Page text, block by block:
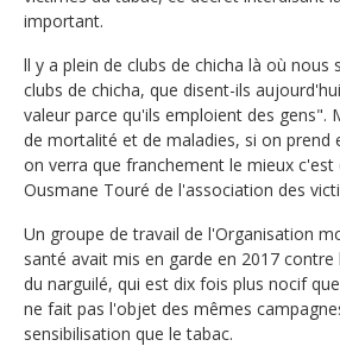
important.
ll y a plein de clubs de chicha là où nous
clubs de chicha, que disent-ils
valeur parce qu'ils emploient des gens".
de mortalité et de maladies, si on prend
on verra que franchement le mieux
Ousmane Touré de l'association des
Un groupe de travail de l'Organisation
santé avait mis en garde en 2017 contre
du narguilé, qui est dix fois plus nocif
ne fait pas l'objet des mêmes
sensibilisation que le tabac.